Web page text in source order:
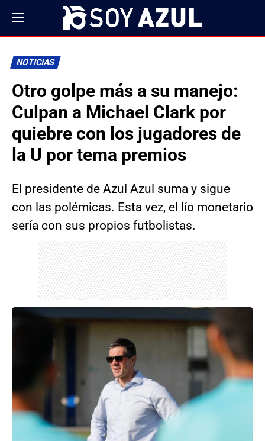
NOTICIAS
Otro golpe más a su manejo:
Culpan a Michael Clark por
quiebre con los jugadores de
la U por tema premios
El presidente de Azul Azul suma y sigue
con las polémicas. Esta vez, el lío monetario
sería con sus propios futbolistas.